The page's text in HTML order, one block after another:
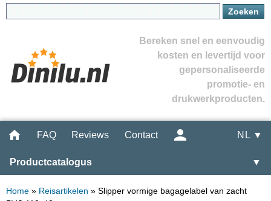
Bereken snel en eenvoudig
kosten en levertijd voor
gepersonaliseerde
promotie- en
drukwerkproducten.
FAQ Reviews Contact NL ▼
Productcatalogus ▼
Home » Reisartikelen » Slipper vormige bagagelabel van zacht